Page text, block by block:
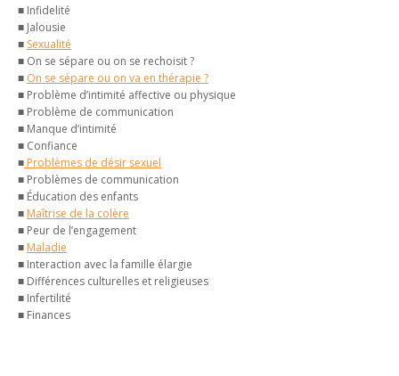
■ Infidelité
■ Jalousie
■ Sexualité
■ On se sépare ou on se rechoisit ?
■ On se sépare ou on va en thérapie ?
■ Problème d’intimité affective ou physique
■ Problème de communication
■ Manque d’intimité
■ Confiance
■ Problèmes de désir sexuel
■ Problèmes de communication
■ Éducation des enfants
■ Maîtrise de la colère
■ Peur de l’engagement
■ Maladie
■ Interaction avec la famille élargie
■ Différences culturelles et religieuses
■ Infertilité
■ Finances